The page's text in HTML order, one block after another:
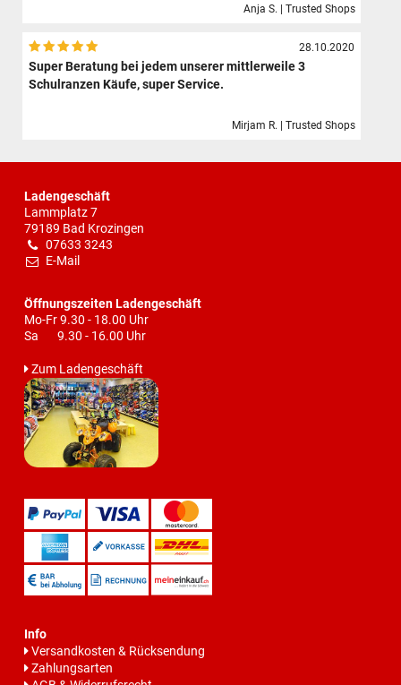
Anja S. | Trusted Shops
28.10.2020
Super Beratung bei jedem unserer mittlerweile 3
Schulranzen Käufe, super Service.
Mirjam R. | Trusted Shops
Ladengeschäft
Lammplatz 7
79189 Bad Krozingen
07633 3243
E-Mail
Öffnungszeiten Ladengeschäft
Mo-Fr 9.30 - 18.00 Uhr
Sa 9.30 - 16.00 Uhr
Zum Ladengeschäft
Info
Versandkosten & Rücksendung
Zahlungsarten